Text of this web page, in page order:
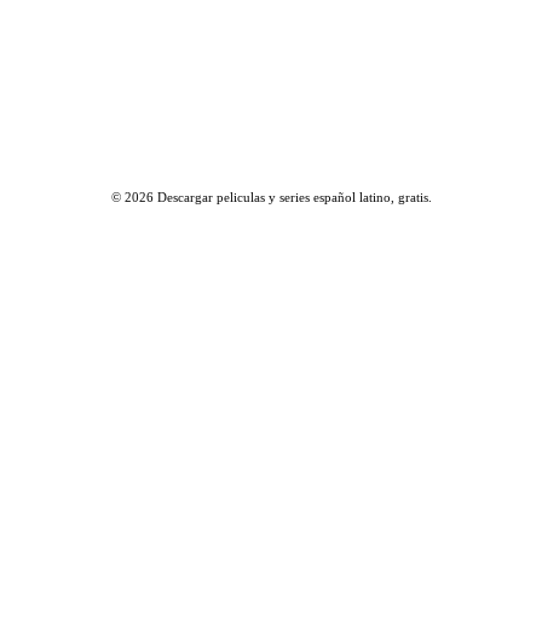
© 2026 Descargar peliculas y series español latino, gratis.